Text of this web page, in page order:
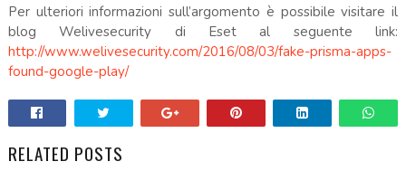
Per ulteriori informazioni sull’argomento è possibile visitare il
blog Welivesecurity di Eset al seguente link:
http://www.welivesecurity.com/2016/08/03/fake-prisma-apps-
found-google-play/
RELATED POSTS